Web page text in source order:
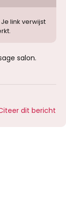
veel geld
link verwijst
salon.
dit bericht